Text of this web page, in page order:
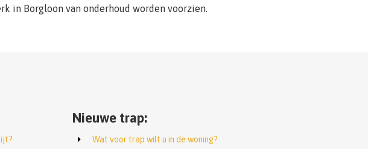
in Borgloon van onderhoud worden voorzien.
Nieuwe trap:
Wat voor trap wilt u in de woning?